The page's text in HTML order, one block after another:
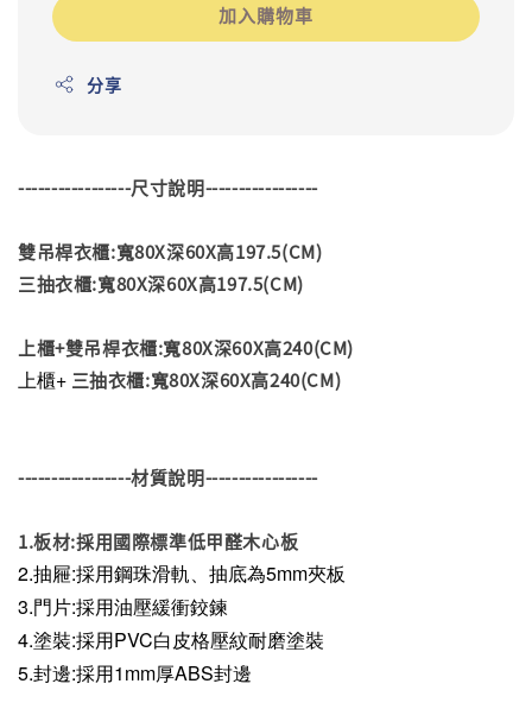
加入購物車
分享
-----------------尺寸說明-----------------
雙吊桿衣櫃:寬80X深60X高197.5(CM)
三抽衣櫃:寬80X深60X高197.5(CM)
上櫃+雙吊桿衣櫃:寬80X深60X高240(CM)
上櫃+ 三抽衣櫃:寬80X深60X高240(CM)
-----------------材質說明-----------------
1.板材:採用國際標準低甲醛木心板
2.抽屜:採用鋼珠滑軌、抽底為5mm夾板
3.門片:採用油壓緩衝鉸鍊
4.塗裝:採用PVC白皮格壓紋耐磨塗裝
5.封邊:採用1mm厚ABS封邊